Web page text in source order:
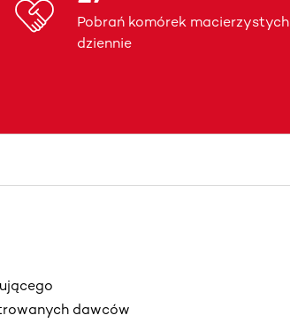
Pobrań komórek macierzystych
dziennie
dawców